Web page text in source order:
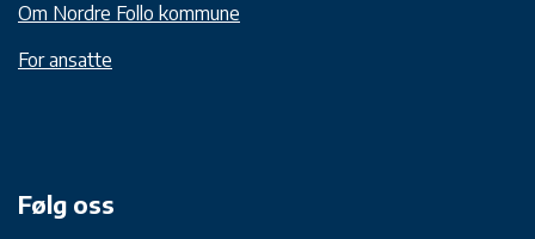
Om Nordre Follo kommune
For ansatte
Følg oss